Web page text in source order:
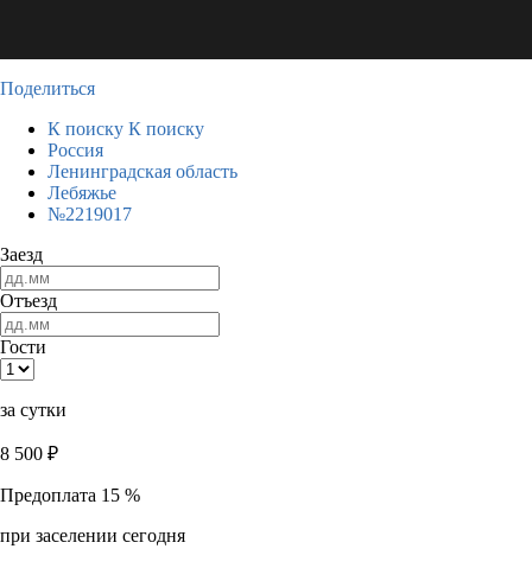
Поделиться
К поиску К поиску
Россия
Ленинградская область
Лебяжье
№2219017
Заезд
Отъезд
Гости
за сутки
8 500 ₽
Предоплата 15 %
при заселении сегодня